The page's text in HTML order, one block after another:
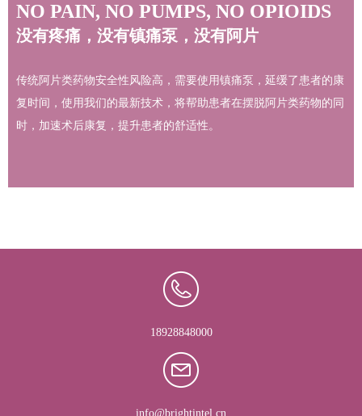
NO PAIN, NO PUMPS, NO OPIOIDS
没有疼痛，没有镇痛泵，没有阿片
传统阿片类药物安全性风险高，需要使用镇痛泵，延缓了患者的康
复时间，使用我们的最新技术，将帮助患者在摆脱阿片类药物的同
时，加速术后康复，提升患者的舒适性。
18928848000
info@brightintel.cn